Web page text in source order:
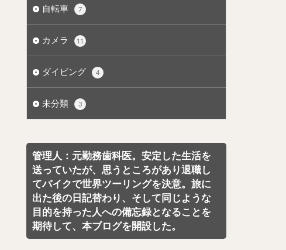
自転車 7
カメラ 11
ダイビング 4
未分類 3
管理人：元勤務歯科医。安定した生活を
送っていたが、思うところがあり退職し
てバイクで世界ツーリングを決意。旅に
出た後の日記替わり、そして同じような
目的を持った人への備忘録となることを
期待して、本ブログを開設した。